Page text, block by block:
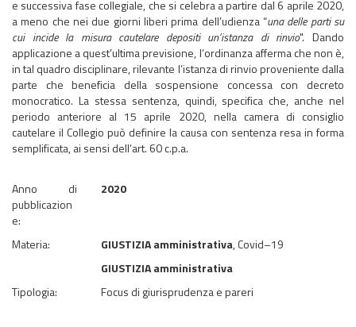
e successiva fase collegiale, che si celebra a partire dal 6 aprile 2020,
a meno che nei due giorni liberi prima dell’udienza “una delle parti su
cui incide la misura cautelare depositi un’istanza di rinvio". Dando
applicazione a quest’ultima previsione, l’ordinanza afferma che non è,
in tal quadro disciplinare, rilevante l’istanza di rinvio proveniente dalla
parte che beneficia della sospensione concessa con decreto
monocratico. La stessa sentenza, quindi, specifica che, anche nel
periodo anteriore al 15 aprile 2020, nella camera di consiglio
cautelare il Collegio può definire la causa con sentenza resa in forma
semplificata, ai sensi dell’art. 60 c.p.a.
Anno di
pubblicazion
e:
2020
Materia: GIUSTIZIA amministrativa, Covid–19
GIUSTIZIA amministrativa
Tipologia:
Focus di giurisprudenza e pareri